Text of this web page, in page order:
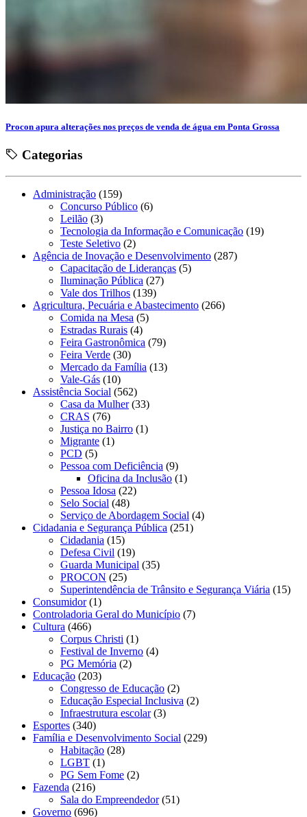
Procon apura alterações nos preços de venda de água em Ponta Grossa
Categorias
Administração (159)
Concurso Público (6)
Leilão (3)
Tecnologia da Informação e Comunicação (19)
Teste Seletivo (2)
Agência de Inovação e Desenvolvimento (287)
Capacitação de Lideranças (5)
Iluminação Pública (27)
Vale dos Trilhos (139)
Agricultura, Pecuária e Abastecimento (266)
Comida na Mesa (5)
Estradas Rurais (4)
Feira Gastronômica (79)
Feira Verde (30)
Mercado da Família (13)
Vale-Gás (10)
Assistência Social (562)
Casa da Mulher(33)
CRAS (76)
Justiça no Bairro (1)
Migrante (1)
PCD (5)
Pessoa com Deficiência (9)
Oficina da Inclusão (1)
Pessoa Idosa (22)
Selo Social (48)
Serviço de Abordagem Social (4)
Cidadania e Segurança Pública (251)
Cidadania (15)
Defesa Civil (19)
Guarda Municipal (35)
PROCON (25)
Superintendência de Trânsito e Segurança Viária (15)
Consumidor(1)
Controladoria Geral do Município (7)
Cultura (466)
Corpus Christi (1)
Festival de Inverno (4)
PG Memória (2)
Educação (203)
Congresso de Educação (2)
Educação Especial Inclusiva (2)
Infraestrutura escolar(3)
Esportes (340)
Família e Desenvolvimento Social (229)
Habitação (28)
LGBT (1)
PG Sem Fome (2)
Fazenda (216)
Sala do Empreendedor(51)
Governo (696)